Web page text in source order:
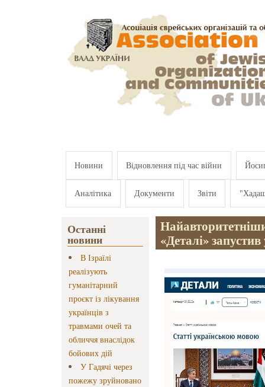
Новини Відновлення під час війни
Аналітика Документи Звіти
Останні
новини
В Ізраїлі
реалізують
гуманітарний
проєкт із лікування
українців з
травмами очей та
обличчя внаслідок
бойових дій
У Гадячі через
пожежу зруйновано
«Деталі»